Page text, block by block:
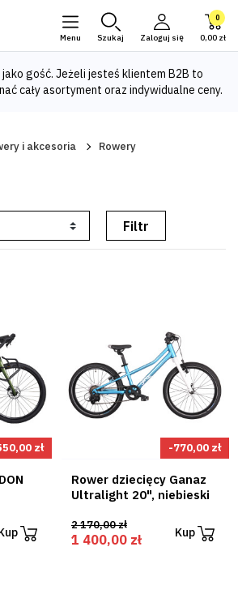
Menu Szukaj Zaloguj się
0
0,00 zł
gość. Jeżeli jesteś klientem B2B to
cały asortyment oraz indywidualne ceny.
i akcesoria Rowery
Filtr
zł -770,00 zł
Rower dziecięcy Ganaz
Ultralight 20", niebieski
2 170,00 zł
1 400,00 zł Kup